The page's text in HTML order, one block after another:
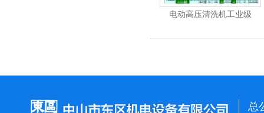
电动高压清洗机工业级
总